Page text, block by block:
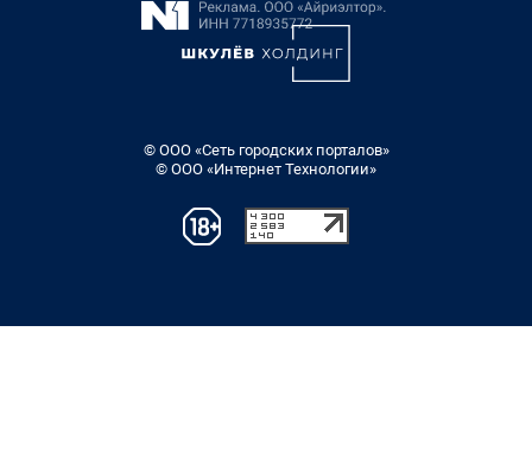
© ООО «Сеть городских порталов»
© ООО «Интернет Технологии»